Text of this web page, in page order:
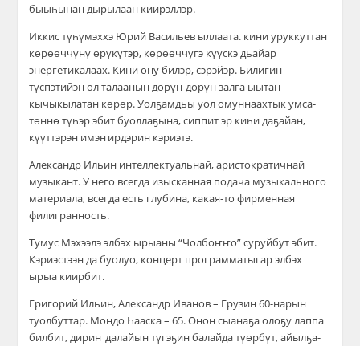
быыһынан дырылаан киирэллэр.
Иккис түһүмэххэ Юрий Васильев ыллаата. кини уруккуттан
көрөөччүнү өрүкүтэр, көрөөччугэ күүскэ дьайар
энергетикалаах. Кини ону билэр, сэрэйэр. Билигин
түспэтийэн ол талаанын дөрүн-дөрүн залга ыытан
кычыкылатан көрөр. Уолҕамдьы уол омуннаахтык умса-
төннө түһэр эбит буоллаҕына, сиппит эр киһи даҕайан,
күүттэрэн имэҥирдэрин кэриэтэ.
Александр Ильин интеллектуальнай, аристократичнай
музыкант. У него всегда изысканная подача музыкального
материала, всегда есть глубина, какая-то фирменная
филигранность.
Тумус Мэхээлэ элбэх ырыаны “Чолбоҥҥо” суруйбут эбит.
Кэриэстээн да буолуо, концерт программатыгар элбэх
ырыа киирбит.
Григорий Ильин, Александр Иванов – Грузин 60-нарын
туолбуттар. Мондо Һааска – 65. Онон сыанаҕа олоҕу лаппа
билбит, дириҥ далайын түгэҕин балайда түөрбүт, айылҕа-